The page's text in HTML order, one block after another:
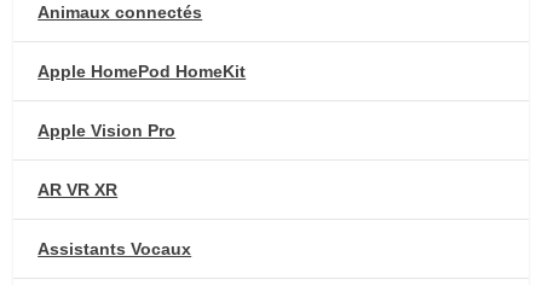
Animaux connectés
Apple HomePod HomeKit
Apple Vision Pro
AR VR XR
Assistants Vocaux